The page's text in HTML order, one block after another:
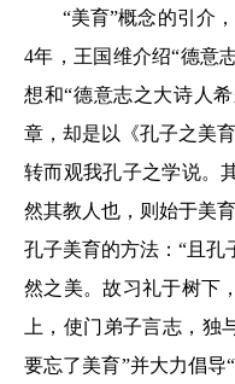
“美育”概念的引介
4年，王国维介绍“德意
想和“德意志之大诗人
章，却是以《孔子之美
转而观我孔子之学说。
然其教人也，则始于美
孔子美育的方法：“且孔
然之美。故习礼于树下
上，使门弟子言志，独
要忘了美育”并大力倡导